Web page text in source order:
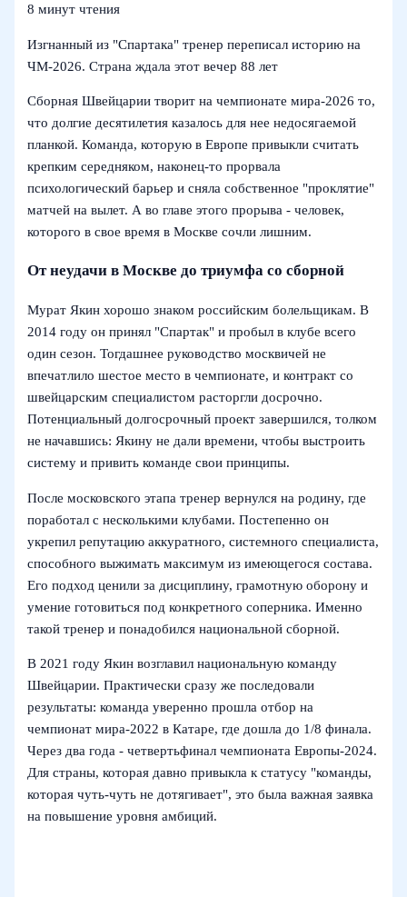
8 минут чтения
Изгнанный из "Спартака" тренер переписал историю на
ЧМ‑2026. Страна ждала этот вечер 88 лет
Сборная Швейцарии творит на чемпионате мира‑2026 то,
что долгие десятилетия казалось для нее недосягаемой
планкой. Команда, которую в Европе привыкли считать
крепким середняком, наконец-то прорвала
психологический барьер и сняла собственное "проклятие"
матчей на вылет. А во главе этого прорыва - человек,
которого в свое время в Москве сочли лишним.
От неудачи в Москве до триумфа со сборной
Мурат Якин хорошо знаком российским болельщикам. В
2014 году он принял "Спартак" и пробыл в клубе всего
один сезон. Тогдашнее руководство москвичей не
впечатлило шестое место в чемпионате, и контракт со
швейцарским специалистом расторгли досрочно.
Потенциальный долгосрочный проект завершился, толком
не начавшись: Якину не дали времени, чтобы выстроить
систему и привить команде свои принципы.
После московского этапа тренер вернулся на родину, где
поработал с несколькими клубами. Постепенно он
укрепил репутацию аккуратного, системного специалиста,
способного выжимать максимум из имеющегося состава.
Его подход ценили за дисциплину, грамотную оборону и
умение готовиться под конкретного соперника. Именно
такой тренер и понадобился национальной сборной.
В 2021 году Якин возглавил национальную команду
Швейцарии. Практически сразу же последовали
результаты: команда уверенно прошла отбор на
чемпионат мира‑2022 в Катаре, где дошла до 1/8 финала.
Через два года - четвертьфинал чемпионата Европы‑2024.
Для страны, которая давно привыкла к статусу "команды,
которая чуть-чуть не дотягивает", это была важная заявка
на повышение уровня амбиций.